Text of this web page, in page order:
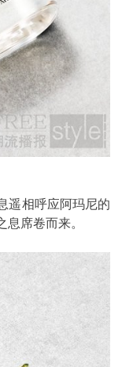
遥相呼应阿玛尼的
席卷而来。